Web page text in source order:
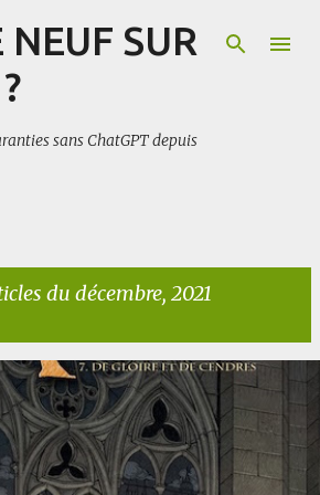
au contenu principal
SUR
sans ChatGPT depuis
du décembre, 2021